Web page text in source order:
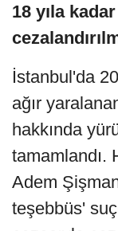
18 yıla
İstanbul'da
ağır
hakkında
tamamlandı.
Adem
teşebbüs'